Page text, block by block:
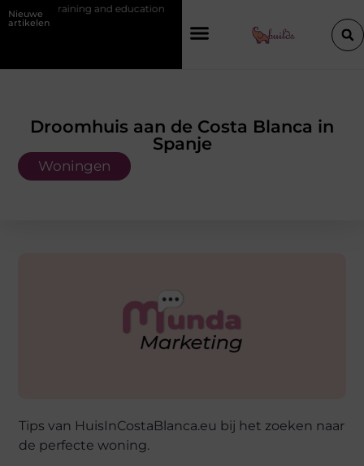
Nieuwe
artikelen
education Waarom je een vochtbestrijdingsbedrijf inschakelt vóór
Droomhuis aan de Costa Blanca in
Spanje
Woningen
Tips van HuisInCostaBlanca.eu bij het zoeken naar
de perfecte woning.